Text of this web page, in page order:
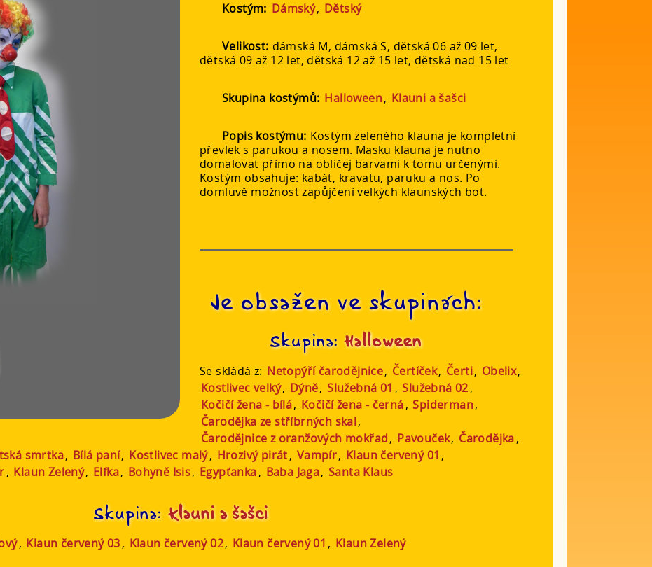
Kostým: Dámský, Dětský
Velikost: dámská M, dámská S, dětská 06 až 09 let,
dětská 09 až 12 let, dětská 12 až 15 let, dětská nad 15 let
Skupina kostýmů: Halloween, Klauni a šašci
Popis kostýmu: Kostým zeleného klauna je kompletní
převlek s parukou a nosem. Masku klauna je nutno
domalovat přímo na obličej barvami k tomu určenými.
Kostým obsahuje: kabát, kravatu, paruku a nos. Po
domluvě možnost zapůjčení velkých klaunských bot.
Je obsažen ve skupinách:
Skupina: Halloween
Se skládá z: Netopýří čarodějnice, Čertíček, Čerti, Obelix,
Kostlivec velký, Dýně, Služebná 01 , Služebná 02,
Kočičí žena - bílá, Kočičí žena - černá, Spiderman,
Čarodějka ze stříbrných skal,
Čarodějnice z oranžových mokřad, Pavouček, Čarodějka,
smrtka, Bílá paní, Kostlivec malý, Hrozivý pirát, Vampír, Klaun červený 01 ,
, Klaun Zelený, Elfka, Bohyně Isis, Egypťanka, Baba Jaga, Santa Klaus
Skupina: Klauni a šašci
, Klaun červený 03, Klaun červený 02, Klaun červený 01 , Klaun Zelený